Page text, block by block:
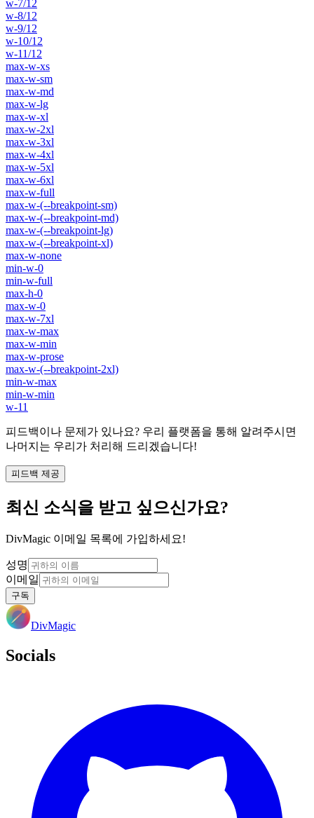
w-7/12
w-8/12
w-9/12
w-10/12
w-11/12
max-w-xs
max-w-sm
max-w-md
max-w-lg
max-w-xl
max-w-2xl
max-w-3xl
max-w-4xl
max-w-5xl
max-w-6xl
max-w-full
max-w-(--breakpoint-sm)
max-w-(--breakpoint-md)
max-w-(--breakpoint-lg)
max-w-(--breakpoint-xl)
max-w-none
min-w-0
min-w-full
max-h-0
max-w-0
max-w-7xl
max-w-max
max-w-min
max-w-prose
max-w-(--breakpoint-2xl)
min-w-max
min-w-min
w-11
피드백이나 문제가 있나요? 우리 플랫폼을 통해 알려주시면
나머지는 우리가 처리해 드리겠습니다!
피드백 제공
최신 소식을 받고 싶으신가요?
DivMagic 이메일 목록에 가입하세요!
성명
이메일
구독
DivMagic
Socials